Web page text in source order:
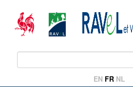
EN FR NL